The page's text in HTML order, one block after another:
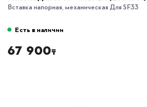
Вставка напорная, механическая Для SF33
Есть в наличии
67 900₸